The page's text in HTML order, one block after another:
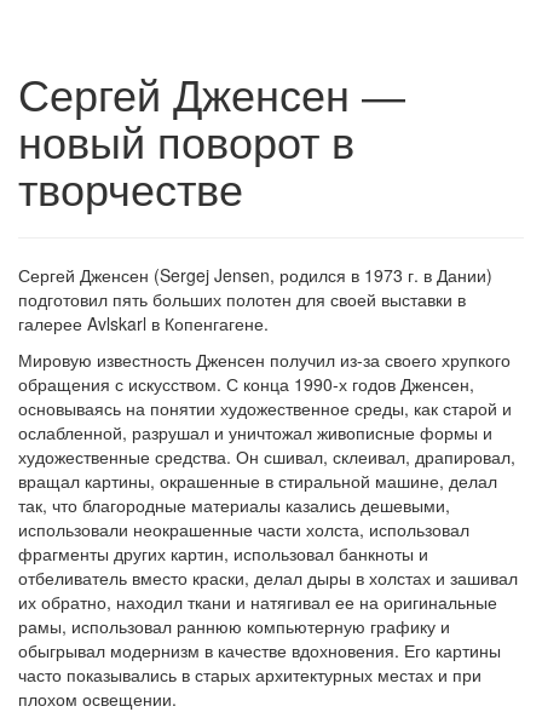
Сергей Дженсен —
новый поворот в
творчестве
Сергей Дженсен (Sergej Jensen, родился в 1973 г. в Дании)
подготовил пять больших полотен для своей выставки в
галерее Avlskarl в Копенгагене.
Мировую известность Дженсен получил из-за своего хрупкого
обращения с искусством. С конца 1990-х годов Дженсен,
основываясь на понятии художественное среды, как старой и
ослабленной, разрушал и уничтожал живописные формы и
художественные средства. Он сшивал, склеивал, драпировал,
вращал картины, окрашенные в стиральной машине, делал
так, что благородные материалы казались дешевыми,
использовали неокрашенные части холста, использовал
фрагменты других картин, использовал банкноты и
отбеливатель вместо краски, делал дыры в холстах и зашивал
их обратно, находил ткани и натягивал ее на оригинальные
рамы, использовал раннюю компьютерную графику и
обыгрывал модернизм в качестве вдохновения. Его картины
часто показывались в старых архитектурных местах и при
плохом освещении.